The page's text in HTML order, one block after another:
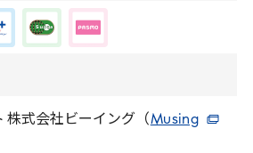
株式会社ビーイング（Musing